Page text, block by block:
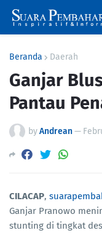
Beranda Daerah
Ganjar
Pantau
byAndrean—
CILACAP,
Ganjar Pranowo
stunting di tingkat